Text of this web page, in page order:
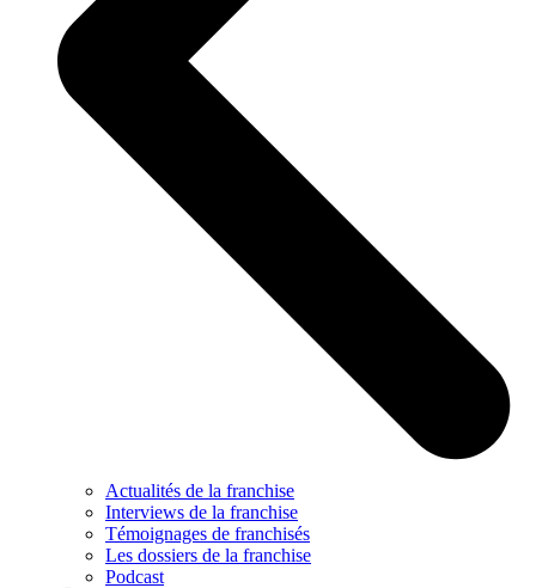
Actualités de la franchise
Interviews de la franchise
Témoignages de franchisés
Les dossiers de la franchise
Podcast